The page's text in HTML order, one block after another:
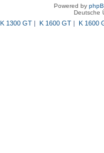
Powered by
Deutsche
K 1300 GT| K 1600 GT| K 1600